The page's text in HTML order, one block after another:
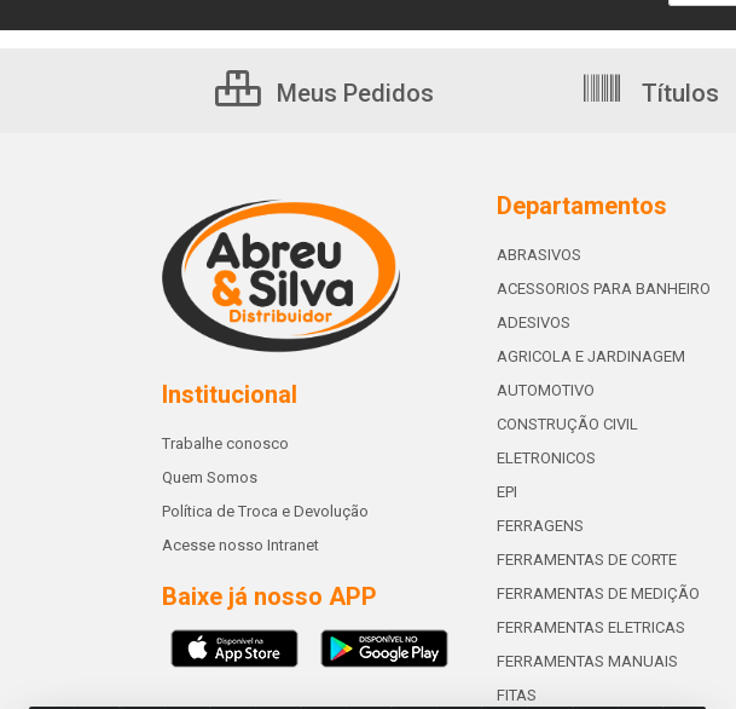
Meus Pedidos Títulos
Institucional
Trabalhe conosco
Quem Somos
Política de Troca e Devolução
Acesse nosso Intranet
Baixe já nosso APP
Departamentos
ABRASIVOS
ACESSORIOS PARA BANHEIRO
ADESIVOS
AGRICOLA E JARDINAGEM
AUTOMOTIVO
CONSTRUÇÃO CIVIL
ELETRONICOS
EPI
FERRAGENS
FERRAMENTAS DE CORTE
FERRAMENTAS DE MEDIÇÃO
FERRAMENTAS ELETRICAS
FERRAMENTAS MANUAIS
FITAS